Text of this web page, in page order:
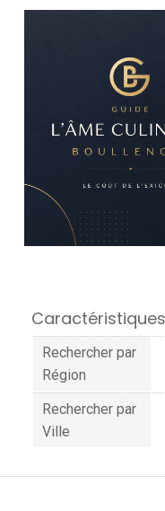
Caractéristiques
Rechercher par
Région
Rechercher par
Ville